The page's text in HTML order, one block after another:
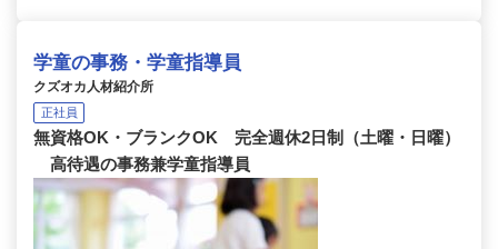
学童の事務・学童指導員
クズオカ人材紹介所
正社員
無資格OK・ブランクOK 完全週休2日制（土曜・日曜）
高待遇の事務兼学童指導員